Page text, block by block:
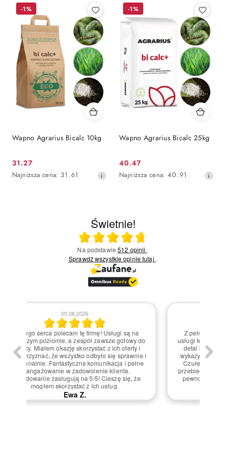
Wapno Agrarius Bicalc 10kg
Cena promocyjna:
31.27
Najniższa cena z 30 dni przed obniżką
Najniższa cena: 31.61
-1%
Wapno Agrarius Bicalc 25kg
Cena promocyjna:
40.47
Najniższa cena z 30 dni przed
Najniższa cena: 40.91
-1%
Świetnie!
Ocena średnia 4.7 na 5
Na podstawie512 opinii .
Sprawdź wszystkie opinietutaj .
do
oferty i
i
i pełne
Z pełnym przekonaniem mogę powiedzieć, że
usługi tej firmy są na najwyższym poziomie. Każdy
detal był dopracowany, a zespół pracowników
wykazywał ogromną życzliwość i profesjonalizm.
Czułem się doceniony jako klient. Współpraca
przebiegła sprawnie, bez żadnych problemów. Na
pewno wrócę oraz polecę tę firmę innym. 5/5 to
zdecydowanie zasłużona ocena!